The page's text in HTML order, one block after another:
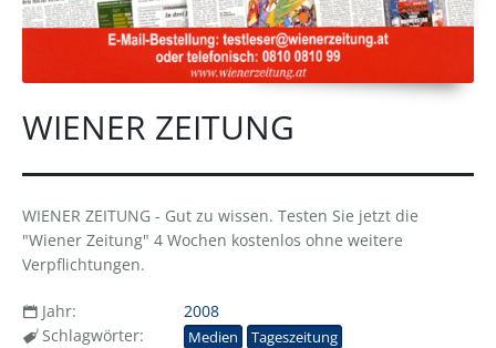
WIENER ZEITUNG
WIENER ZEITUNG - Gut zu wissen. Testen Sie jetzt die
"Wiener Zeitung" 4 Wochen kostenlos ohne weitere
Verpflichtungen.
Jahr:
2008
Schlagwörter:
Medien Tageszeitung